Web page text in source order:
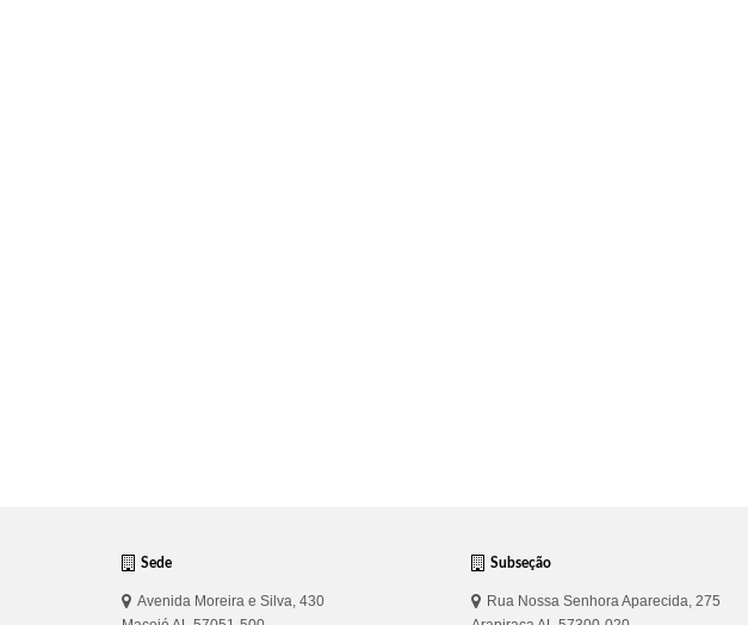
Sede
Avenida Moreira e Silva, 430
Subseção
Rua Nossa Senhora Aparecida, 275